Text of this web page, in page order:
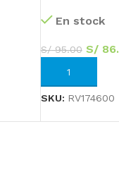
En stock
S/95.00 S/
AÑADIR AL
SKU: RV174600